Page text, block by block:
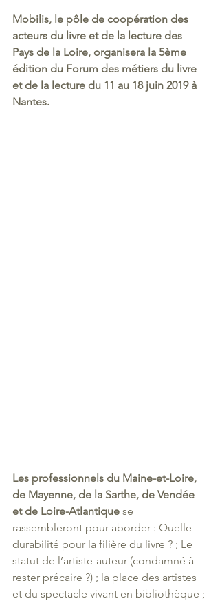
Mobilis, le pôle de coopération des
acteurs du livre et de la lecture des
Pays de la Loire, organisera la 5ème
édition du Forum des métiers du livre
et de la lecture du 11 au 18 juin 2019 à
Nantes.
Les professionnels du Maine-et-Loire,
de Mayenne, de la Sarthe, de Vendée
et de Loire-Atlantique se
rassembleront pour aborder : Quelle
durabilité pour la filière du livre ? ; Le
statut de l’artiste-auteur (condamné à
rester précaire ?) ; la place des artistes
et du spectacle vivant en bibliothèque ;